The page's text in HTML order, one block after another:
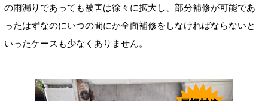
の雨漏りであっても被害は徐々に拡大し、部分補修が可能であ
ったはずなのにいつの間にか全面補修をしなければならないと
いったケースも少なくありません。